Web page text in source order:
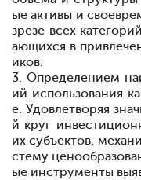
ые активы и
зрезе всех
ающихся в
иков.
3. Определением
ий использования
е. Удовлетворяя
й круг
их субъектов,
стему
ые инструменты